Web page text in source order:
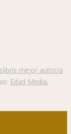
mejor autor/a
Edad Media,